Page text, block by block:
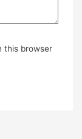
this browser